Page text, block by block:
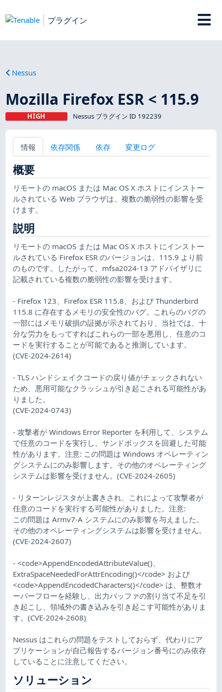
プラグイン
Nessus
Mozilla Firefox ESR < 115.9
HIGH Nessus プラグイン ID 192239
情報 依存関係 依存 変更ログ
概要
リモートの macOS または Mac OS X ホストにインストー
ルされている Web ブラウザは、複数の脆弱性の影響を受
けます。
説明
リモートの macOS または Mac OS X ホストにインストー
ルされている Firefox ESR のバージョンは、115.9 より前
のものです。したがって、mfsa2024-13 アドバイザリに
記載されている複数の脆弱性の影響を受けます。
- Firefox 123、Firefox ESR 115.8、および Thunderbird
115.8 に存在するメモリの安全性のバグ。これらのバグの
一部にはメモリ破損の証拠が示されており、当社では、十
分な労力をもってすればこれらの一部を悪用し、任意のコ
ードを実行することが可能であると推測しています。
(CVE-2024-2614)
- TLS ハンドシェイクコードの戻り値がチェックされない
ため、悪用可能なクラッシュが引き起こされる可能性があ
りました。
(CVE-2024-0743)
- 攻撃者が Windows Error Reporter を利用して、システム
で任意のコードを実行し、サンドボックスを回避した可能
性があります。注意: この問題は Windows オペレーティン
グシステムにのみ影響します。その他のオペレーティング
システムは影響を受けません。(CVE-2024-2605)
- リターンレジスタが上書きされ、これによって攻撃者が
任意のコードを実行する可能性がありました。注意:
この問題は Armv7-A システムにのみ影響を与えました。
その他のオペレーティングシステムは影響を受けません。
(CVE-2024-2607)
- <code>AppendEncodedAttributeValue()、
ExtraSpaceNeededForAttrEncoding()</code> および
<code>AppendEncodedCharacters()</code> は、整数オ
ーバーフローを経験し、出力バッファの割り当て不足を引
き起こし、領域外の書き込みを引き起こす可能性がありま
す。(CVE-2024-2608)
Nessus はこれらの問題をテストしておらず、代わりにア
プリケーションが自己報告するバージョン番号にのみ依存
していることに注意してください。
ソリューション